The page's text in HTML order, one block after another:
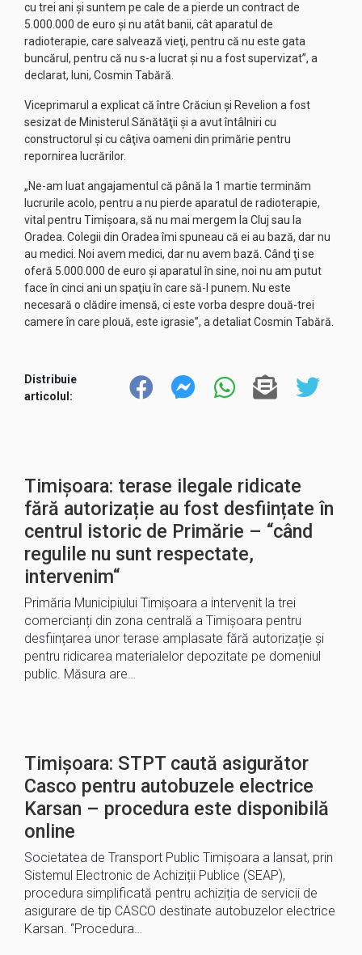
cu trei ani şi suntem pe cale de a pierde un contract de
5.000.000 de euro şi nu atât banii, cât aparatul de
radioterapie, care salvează vieţi, pentru că nu este gata
buncărul, pentru că nu s-a lucrat şi nu a fost supervizat”, a
declarat, luni, Cosmin Tabără.
Viceprimarul a explicat că între Crăciun şi Revelion a fost
sesizat de Ministerul Sănătăţii şi a avut întâlniri cu
constructorul şi cu câţiva oameni din primărie pentru
repornirea lucrărilor.
„Ne-am luat angajamentul că până la 1 martie terminăm
lucrurile acolo, pentru a nu pierde aparatul de radioterapie,
vital pentru Timişoara, să nu mai mergem la Cluj sau la
Oradea. Colegii din Oradea îmi spuneau că ei au bază, dar nu
au medici. Noi avem medici, dar nu avem bază. Când ţi se
oferă 5.000.000 de euro şi aparatul în sine, noi nu am putut
face în cinci ani un spaţiu în care să-l punem. Nu este
necesară o clădire imensă, ci este vorba despre două-trei
camere în care plouă, este igrasie”, a detaliat Cosmin Tabără.
Distribuie
articolul:
Timișoara: terase ilegale ridicate
fără autorizație au fost desființate în
centrul istoric de Primărie – “când
regulile nu sunt respectate,
intervenim“
Primăria Municipiului Timișoara a intervenit la trei
comercianți din zona centrală a Timișoara pentru
desființarea unor terase amplasate fără autorizație și
pentru ridicarea materialelor depozitate pe domeniul
public. Măsura are…
Timișoara: STPT caută asigurător
Casco pentru autobuzele electrice
Karsan – procedura este disponibilă
online
Societatea de Transport Public Timișoara a lansat, prin
Sistemul Electronic de Achiziții Publice (SEAP),
procedura simplificată pentru achiziția de servicii de
asigurare de tip CASCO destinate autobuzelor electrice
Karsan. “Procedura…